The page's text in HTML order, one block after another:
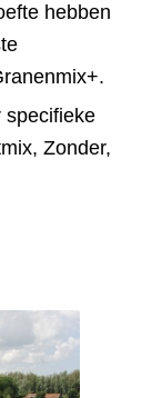
hebben
specifieke
Zonder,